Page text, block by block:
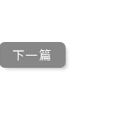
下一篇